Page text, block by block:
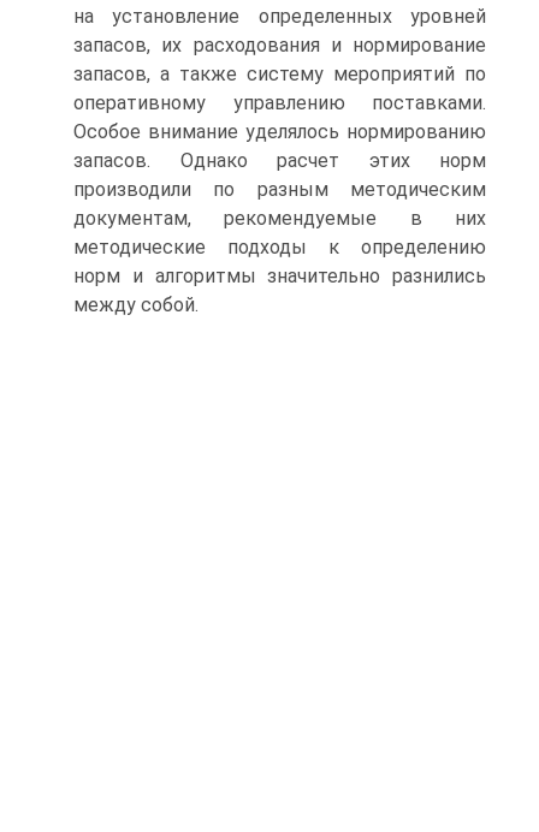
на установление определенных уровней
запасов, их расходования и нормирование
запасов, а также систему мероприятий по
оперативному управлению поставками.
Особое внимание уделялось нормированию
запасов. Однако расчет этих норм
производили по разным методическим
документам, рекомендуемые в них
методические подходы к определению
норм и алгоритмы значительно разнились
между собой.